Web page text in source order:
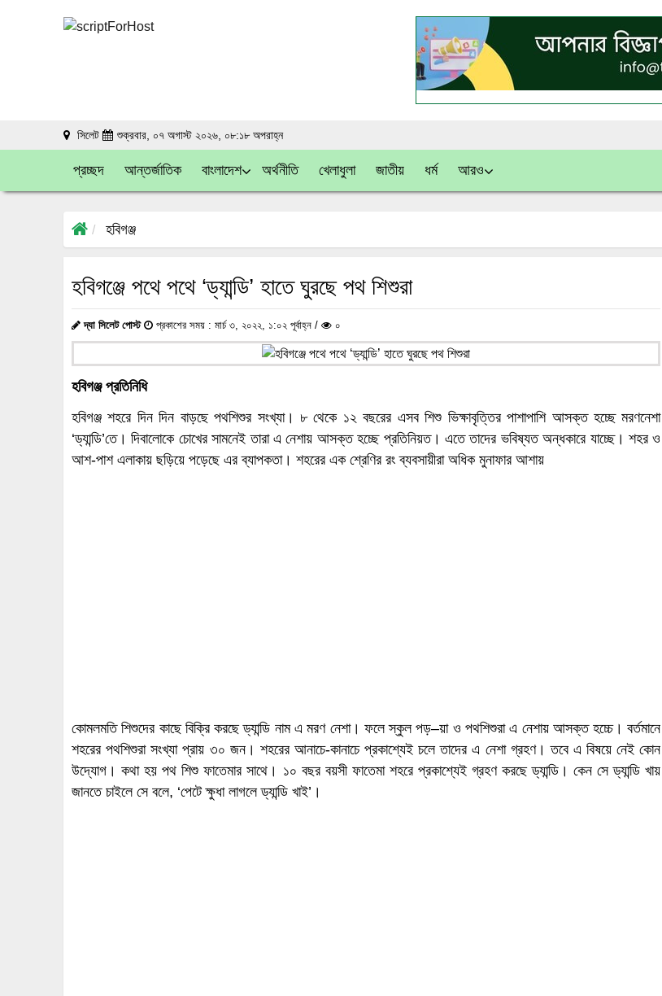
সিলেট শুক্রবার, ০৭ অগাস্ট ২০২৬, ০৮:১৮ অপরাহ্ন
প্রচ্ছদ আন্তর্জাতিক বাংলাদেশ অর্থনীতি খেলাধুলা জাতীয় ধর্ম আরও
হবিগঞ্জ
হবিগঞ্জে পথে পথে ‘ড্যান্ডি’ হাতে ঘুরছে পথ শিশুরা
দ্যা সিলেট পোস্ট প্রকাশের সময় : মার্চ ৩, ২০২২, ১:০২ পূর্বাহ্ন / ০
হবিগঞ্জ প্রতিনিধি
হবিগঞ্জ শহরে দিন দিন বাড়ছে পথশিশুর সংখ্যা। ৮ থেকে ১২ বছরের এসব শিশু ভিক্ষাবৃত্তির পাশাপাশি আসক্ত হচ্ছে মরণনেশা
‘ড্যান্ডি’তে। দিবালোকে চোখের সামনেই তারা এ নেশায় আসক্ত হচ্ছে প্রতিনিয়ত। এতে তাদের ভবিষ্যত অন্ধকারে যাচ্ছে। শহর ও
আশ-পাশ এলাকায় ছড়িয়ে পড়েছে এর ব্যাপকতা। শহরের এক শ্রেণির রং ব্যবসায়ীরা অধিক মুনাফার আশায়
কোমলমতি শিশুদের কাছে বিক্রি করছে ড্যান্ডি নাম এ মরণ নেশা। ফলে স্কুল পড়–য়া ও পথশিশুরা এ নেশায় আসক্ত হচ্চে। বর্তমানে
শহরের পথশিশুরা সংখ্যা প্রায় ৩০ জন। শহরের আনাচে-কানাচে প্রকাশ্যেই চলে তাদের এ নেশা গ্রহণ। তবে এ বিষয়ে নেই কোন
উদ্যোগ। কথা হয় পথ শিশু ফাতেমার সাথে। ১০ বছর বয়সী ফাতেমা শহরে প্রকাশ্যেই গ্রহণ করছে ড্যান্ডি। কেন সে ড্যান্ডি খায়
জানতে চাইলে সে বলে, ‘পেটে ক্ষুধা লাগলে ড্যান্ডি খাই’।